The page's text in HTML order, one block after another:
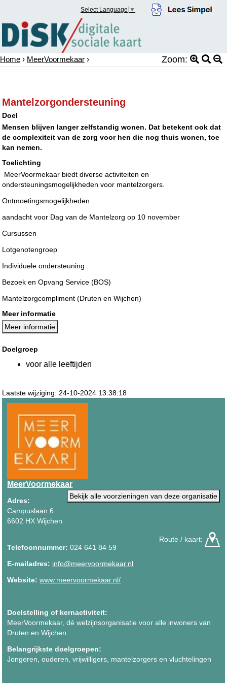
Select Language ▼
Home › MeerVoormekaar › Zoom:
Mantelzorgondersteuning
Doel
Mensen blijven langer zelfstandig wonen. Dat betekent ook dat
de complexiteit van de zorg voor hen die nog thuis wonen, toe
kan nemen.
Toelichting
MeerVoormekaar biedt diverse activiteiten en
ondersteuningsmogelijkheden voor mantelzorgers.
Ontmoetingsmogelijkheden
aandacht voor Dag van de Mantelzorg op 10 november
Cursussen
Lotgenotengroep
Individuele ondersteuning
Bezoek en Opvang Service (BOS)
Mantelzorgcompliment (Druten en Wijchen)
Meer informatie
Meer informatie
Doelgroep
voor alle leeftijden
Laatste wijziging: 24-10-2024 13:38:18
MeerVoormekaar
Bekijk alle voorzieningen van deze organisatie
Adres:
Campuslaan 6
6602 HX Wijchen
Route / kaart:
Telefoonnummer: 024 641 84 59
E-mailadres: info@meervoormekaar.nl
Website: www.meervoormekaar.nl/
Doelstelling of kernactiviteit:
MeerVoormekaar, dé welzijnsorganisatie voor alle inwoners van
Druten en Wijchen.
Belangrijkste doelgroepen:
Jongeren, ouderen, vrijwilligers, mantelzorgers en vluchtelingen